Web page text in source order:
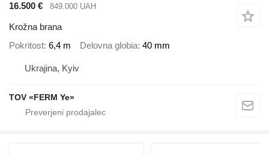
16.500 € 849.000 UAH
Krožna brana
Pokritost 6,4 m Delovna globia 40 mm
Ukrajina, Kyiv
TOV «FERM Ye»